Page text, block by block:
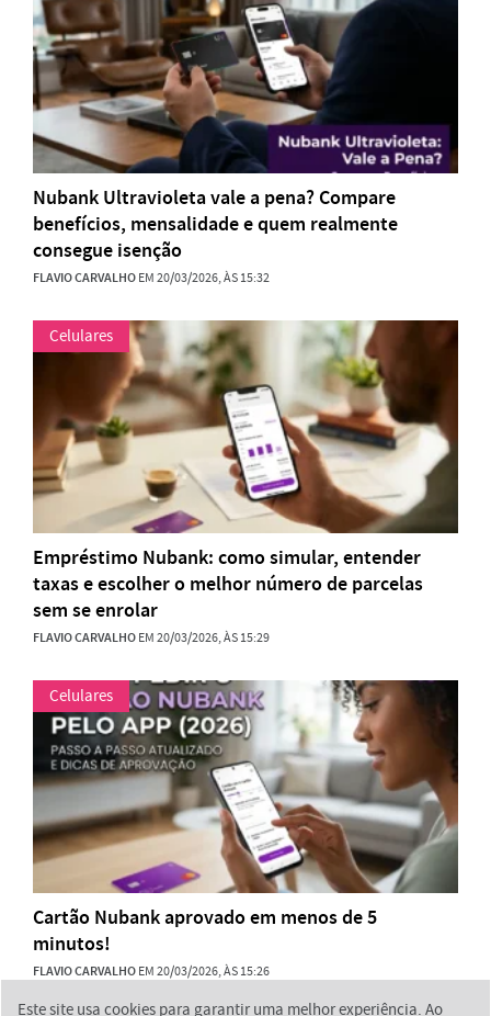
Nubank Ultravioleta vale a pena? Compare
benefícios, mensalidade e quem realmente
consegue isenção
FLAVIO CARVALHOEM 20/03/2026, ÀS 15:32
Celulares
Empréstimo Nubank: como simular, entender
taxas e escolher o melhor número de parcelas
sem se enrolar
FLAVIO CARVALHOEM 20/03/2026, ÀS 15:29
Celulares
Cartão Nubank aprovado em menos de 5
minutos!
FLAVIO CARVALHOEM 20/03/2026, ÀS 15:26
Este site usa cookies para garantir uma melhor experiência. Ao